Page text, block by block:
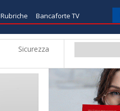
Rubriche Bancaforte TV
Sicurezza